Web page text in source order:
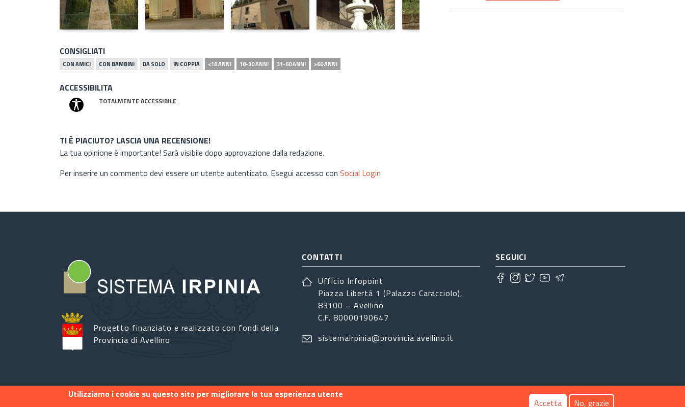
CONSIGLIATI
CON AMICI CON BAMBINI DA SOLO IN COPPIA <18 ANNI 18-30 ANNI 31-60 ANNI >60 ANNI
ACCESSIBILITA
TOTALMENTE ACCESSIBILE
TI È PIACIUTO? LASCIA UNA RECENSIONE!
La tua opinione è importante! Sarà visibile dopo approvazione dalla redazione.
Per inserire un commento devi essere un utente autenticato. Esegui accesso con Social Login
Progetto finanziato e realizzato con fondi della
Provincia di Avellino
CONTATTI
Ufficio Infopoint
Piazza Libertá 1 (Palazzo Caracciolo),
83100 – Avellino
C.F. 80000190647
sistemairpinia@provincia.avellino.it
SEGUICI
Utilizziamo i cookie su questo sito per migliorare la tua esperienza utente
Accetta No, grazie